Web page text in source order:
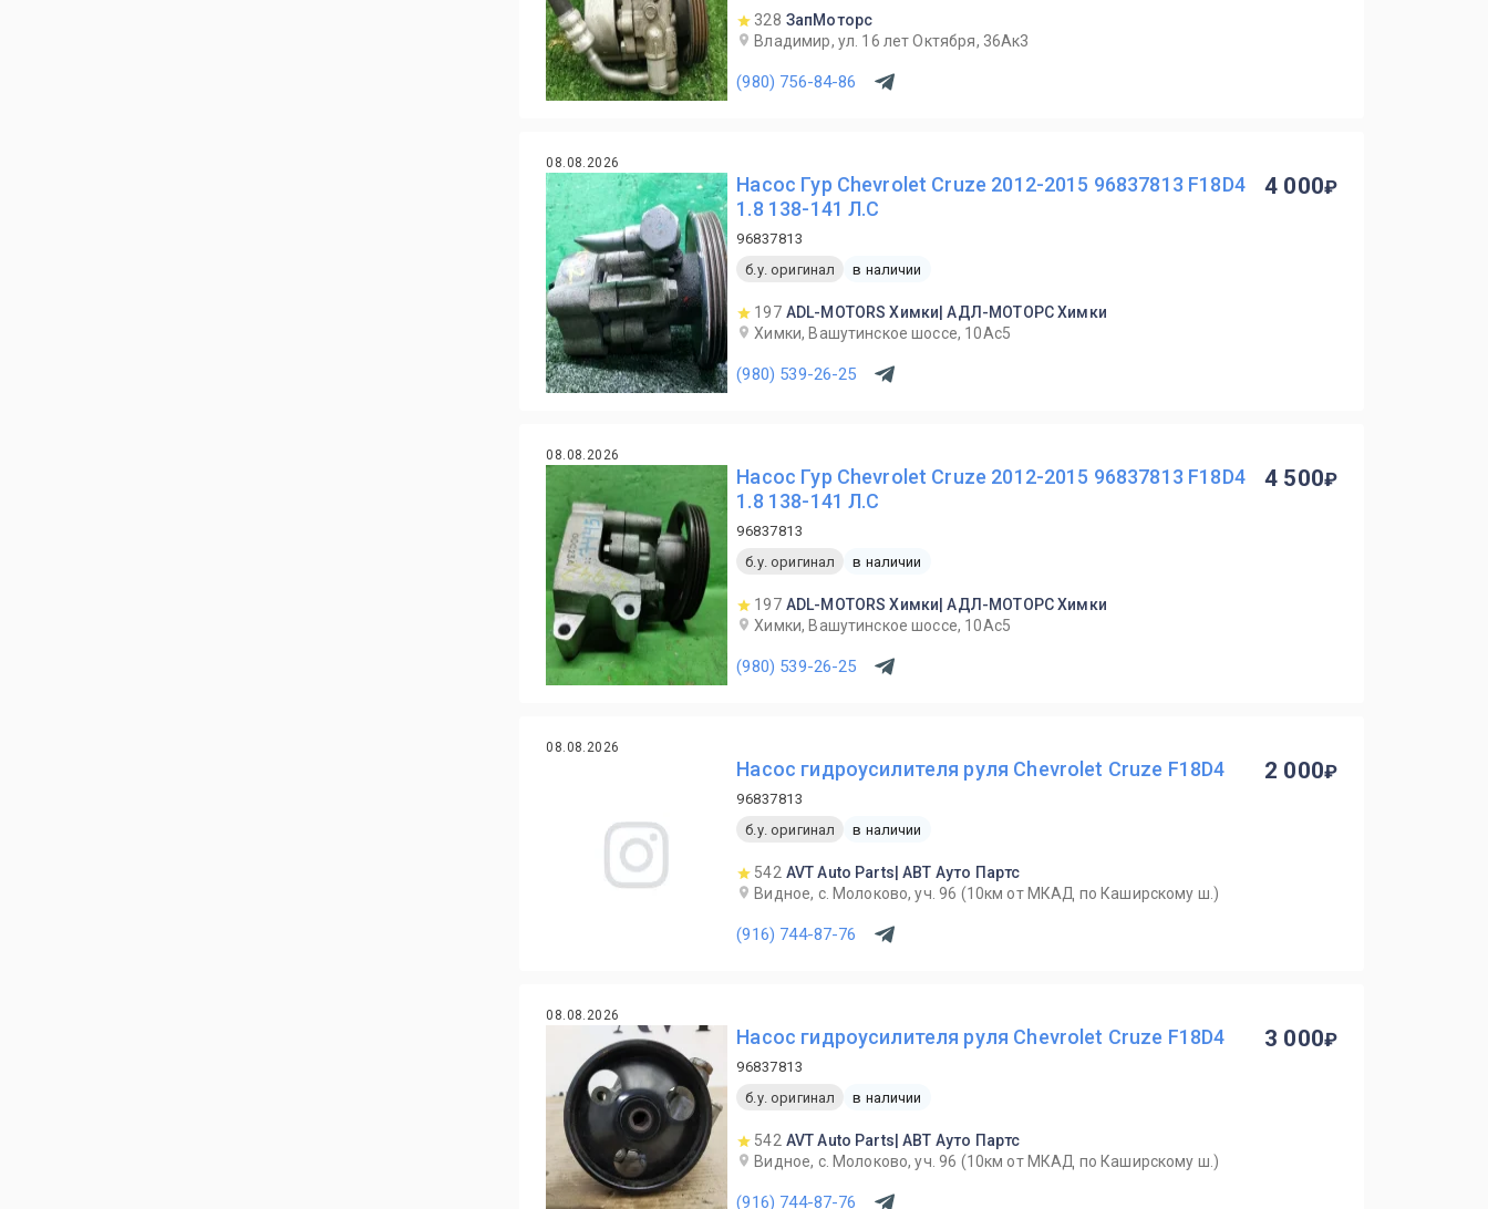
328 ЗапМоторс
Владимир, ул. 16 лет Октября, 36Ак3
(980) 756-84-86
08.08.2026
Насос Гур Chevrolet Cruze 2012-2015 96837813 F18D4
1.8 138-141 Л.С
96837813
б.у. оригинал
в наличии
197 ADL-MOTORS Химки| АДЛ-МОТОРС Химки
Химки, Вашутинское шоссе, 10Ас5
(980) 539-26-25
4 000
08.08.2026
Насос Гур Chevrolet Cruze 2012-2015 96837813 F18D4
1.8 138-141 Л.С
96837813
б.у. оригинал
в наличии
197 ADL-MOTORS Химки| АДЛ-МОТОРС Химки
Химки, Вашутинское шоссе, 10Ас5
(980) 539-26-25
4 500
08.08.2026
Насос гидроусилителя руля Chevrolet Cruze F18D4
96837813
б.у. оригинал
в наличии
542 AVT Auto Parts| АВТ Ауто Партс
Видное, с. Молоково, уч. 96 (10км от МКАД по Каширскому ш.)
(916) 744-87-76
2 000
08.08.2026
Насос гидроусилителя руля Chevrolet Cruze F18D4
96837813
б.у. оригинал
в наличии
542 AVT Auto Parts| АВТ Ауто Партс
Видное, с. Молоково, уч. 96 (10км от МКАД по Каширскому ш.)
(916) 744-87-76
3 000